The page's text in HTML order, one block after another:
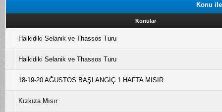
Konu
Konular
Halkidiki Selanik ve Thassos Turu
Halkidiki Selanik ve Thassos Turu
18-19-20 AĞUSTOS BAŞLANGIÇ 1 HAFTA MISIR
Kızkıza Mısır